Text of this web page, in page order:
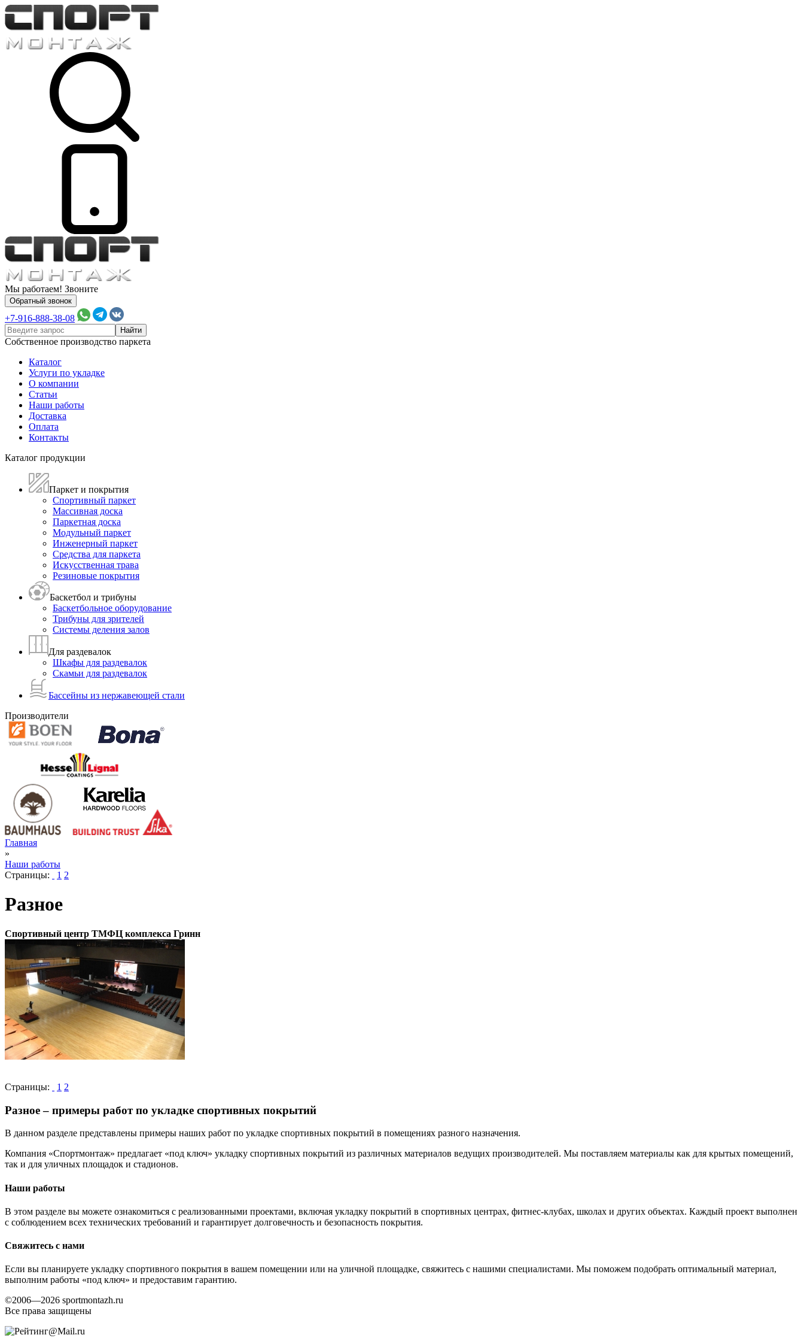
Мы работаем! Звоните
Обратный звонок
+7-916-888-38-08
Собственное производство паркета
Каталог
Услуги по укладке
О компании
Статьи
Наши работы
Доставка
Оплата
Контакты
Каталог продукции
Паркет и покрытия
Спортивный паркет
Массивная доска
Паркетная доска
Модульный паркет
Инженерный паркет
Средства для паркета
Искусственная трава
Резиновые покрытия
Баскетбол и трибуны
Баскетбольное оборудование
Трибуны для зрителей
Системы деления залов
Для раздевалок
Шкафы для раздевалок
Скамьи для раздевалок
Бассейны из нержавеющей стали
Производители
Главная
»
Наши работы
Страницы:
1 2
Разное
Спортивный центр ТМФЦ комплекса Гринн
Страницы: 1 2
Разное – примеры работ по укладке спортивных покрытий
В данном разделе представлены примеры наших работ по укладке спортивных покрытий в помещениях разного назначения.
Компания «Спортмонтаж» предлагает «под ключ» укладку спортивных покрытий из различных материалов ведущих производителей. Мы поставляем материалы как для крытых помещений,
так и для уличных площадок и стадионов.
Наши работы
В этом разделе вы можете ознакомиться с реализованными проектами, включая укладку покрытий в спортивных центрах, фитнес-клубах, школах и других объектах. Каждый проект выполнен
с соблюдением всех технических требований и гарантирует долговечность и безопасность покрытия.
Свяжитесь с нами
Если вы планируете укладку спортивного покрытия в вашем помещении или на уличной площадке, свяжитесь с нашими специалистами. Мы поможем подобрать оптимальный материал,
выполним работы «под ключ» и предоставим гарантию.
©2006—2026 sportmontazh.ru
Все права защищены